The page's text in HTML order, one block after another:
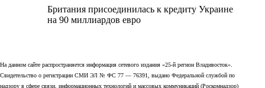
Британия присоединилась к кредиту Украине
на 90 миллиардов евро
На данном сайте распространяется информация сетевого издания «25-й регион Владивосток».
Свидетельство о регистрации СМИ ЭЛ № ФС 77 — 76391, выдано Федеральной службой по
надзору в сфере связи, информационных технологий и массовых коммуникаций (Роскомнадзор)